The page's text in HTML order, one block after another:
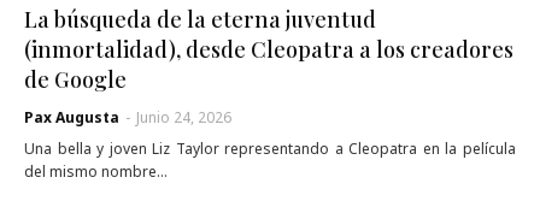
La búsqueda de la eterna juventud
(inmortalidad), desde Cleopatra a los creadores
de Google
Pax Augusta - Junio 24, 2026
Una bella y joven Liz Taylor representando a Cleopatra en la película
del mismo nombre…